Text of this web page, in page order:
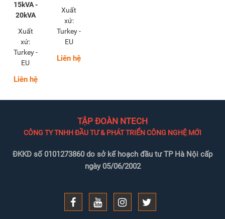
15kVA -
20kVA
Xuất
xứ:
Turkey -
EU
Liên hệ
Xuất
xứ:
Turkey -
EU
Liên hệ
TẬP ĐOÀN NTECH
CÔNG TY TNHH ĐẦU TƯ & PHÁT TRIỂN CÔNG NGHỆ MỚI
ĐKKD số 0101273860 do sở kế hoạch đầu tư TP Hà Nội cấp
ngày 05/06/2002